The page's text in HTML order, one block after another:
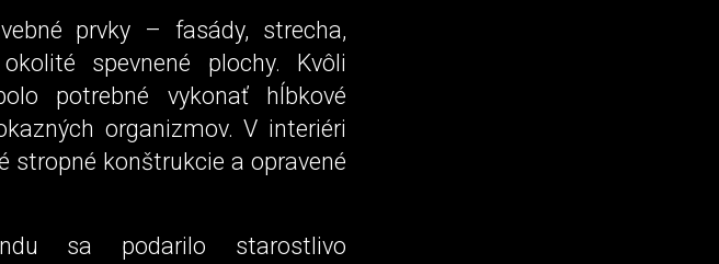
prvky – fasády, strecha,
spevnené plochy. Kvôli
potrebné vykonať hĺbkové
organizmov. V interiéri
stropné konštrukcie a opravené
sa podarilo starostlivo